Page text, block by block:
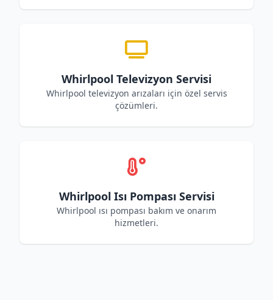
Whirlpool Televizyon Servisi
Whirlpool televizyon arızaları için özel servis
çözümleri.
Whirlpool Isı Pompası Servisi
Whirlpool ısı pompası bakım ve onarım
hizmetleri.